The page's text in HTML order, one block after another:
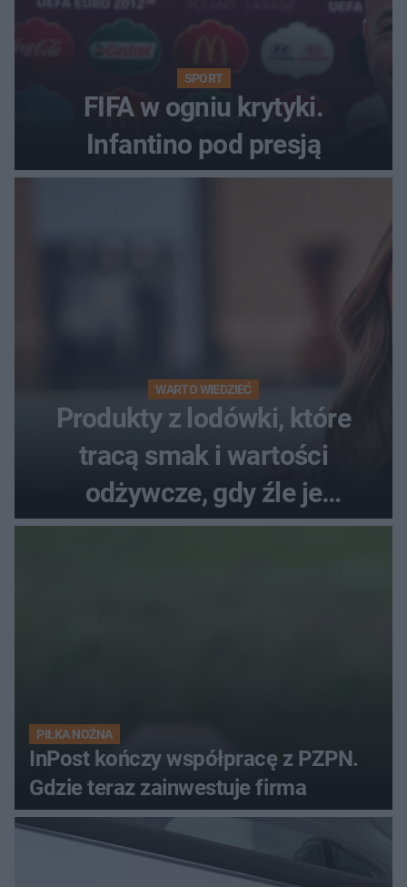
SPORT
FIFA w ogniu krytyki.
Infantino pod presją
WARTO WIEDZIEĆ
Produkty z lodówki, które
tracą smak i wartości
odżywcze, gdy źle je
przechowujesz. Uczestniczka
PIŁKA NOŻNA
InPost kończy współpracę z PZPN.
Gdzie teraz zainwestuje firma